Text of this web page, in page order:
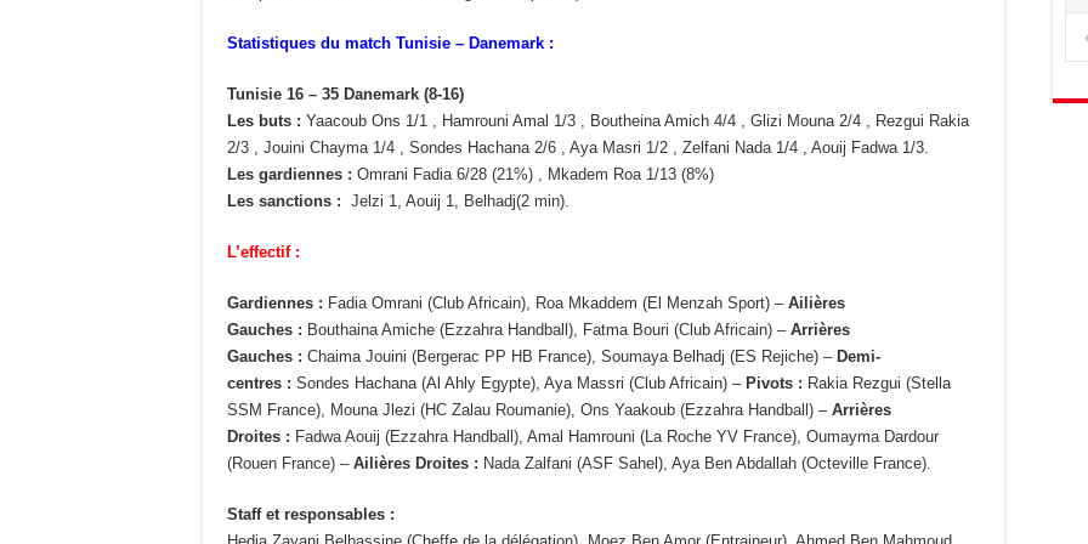
Statistiques du match Tunisie – Danemark :
Tunisie 16 – 35 Danemark (8-16)
Les buts : Yaacoub Ons 1/1 , Hamrouni Amal 1/3 , Boutheina Amich 4/4 , Glizi Mouna 2/4 , Rezgui Rakia
2/3 , Jouini Chayma 1/4 , Sondes Hachana 2/6 , Aya Masri 1/2 , Zelfani Nada 1/4 , Aouij Fadwa 1/3.
Les gardiennes : Omrani Fadia 6/28 (21%) , Mkadem Roa 1/13 (8%)
Les sanctions : Jelzi 1, Aouij 1, Belhadj(2 min).
L’effectif :
Gardiennes : Fadia Omrani (Club Africain), Roa Mkaddem (El Menzah Sport) – Ailières
Gauches : Bouthaina Amiche (Ezzahra Handball), Fatma Bouri (Club Africain) – Arrières
Gauches : Chaima Jouini (Bergerac PP HB France), Soumaya Belhadj (ES Rejiche) – Demi-
centres : Sondes Hachana (Al Ahly Egypte), Aya Massri (Club Africain) – Pivots : Rakia Rezgui (Stella
SSM France), Mouna Jlezi (HC Zalau Roumanie), Ons Yaakoub (Ezzahra Handball) – Arrières
Droites : Fadwa Aouij (Ezzahra Handball), Amal Hamrouni (La Roche YV France), Oumayma Dardour
(Rouen France) – Ailières Droites : Nada Zalfani (ASF Sahel), Aya Ben Abdallah (Octeville France).
Staff et responsables :